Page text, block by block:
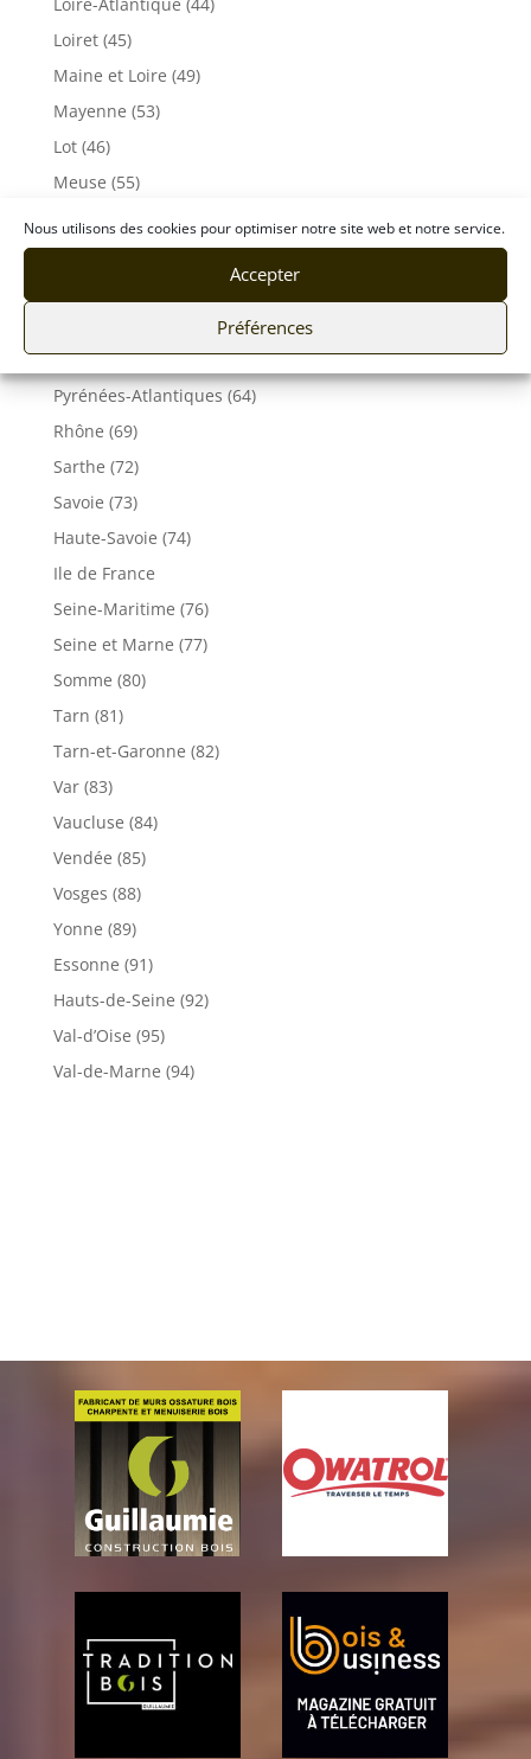
Nous utilisons des cookies pour optimiser notre site web et notre service.
Accepter
Préférences
Loiret (45)
Maine et Loire (49)
Mayenne (53)
Lot (46)
Meuse (55)
Moselle (57)
Puy De Dôme (63)
Pyrénées-Atlantiques (64)
Rhône (69)
Sarthe (72)
Savoie (73)
Haute-Savoie (74)
Ile de France
Seine-Maritime (76)
Seine et Marne (77)
Somme (80)
Tarn (81)
Tarn-et-Garonne (82)
Var (83)
Vaucluse (84)
Vendée (85)
Vosges (88)
Yonne (89)
Essonne (91)
Hauts-de-Seine (92)
Val-d’Oise (95)
Val-de-Marne (94)